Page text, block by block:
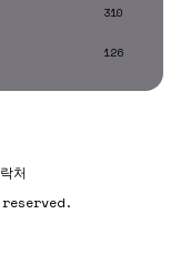
310
126
처